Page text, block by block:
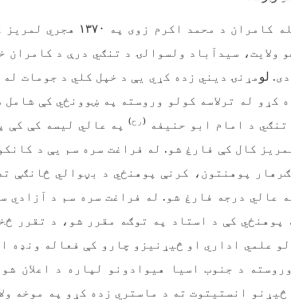
کامران د محمد اکرم زوی په ۱۳۷ ۰ هجري
ولایت، سیدآباد ولسوالۍ د تنګي درې د
لو مړنۍ دیني زده کړي یې د خپل کلي د جومات له
کړو له ترلاسه کولو وروسته په ښوونځي کې
د امام ابو حنیفه (رح)په عالي لیسه کې کې
لمریز کال کې فارغ شو. له فراغت سره سم یې د
پوهنتون، کرنې پوهنځي د بڼوالي څانګې
عالي درجه فارغ شو. له فراغت سره سم د آزادي
پوهنځي کې د استاد په توګه مقرر شو، د تقرر
علمي اداري او څیړنیزو چارو کې فعاله ونډه
د جنوب اسیا هیوادونو لپاره د اعلان